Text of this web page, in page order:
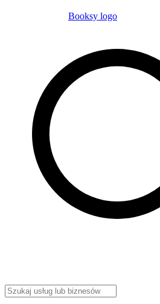
Booksy logo